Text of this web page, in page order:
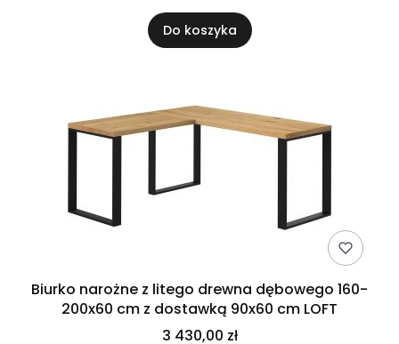
Do koszyka
Biurko narożne z litego drewna dębowego 160-
200x60 cm z dostawką 90x60 cm LOFT
3 430,00 zł